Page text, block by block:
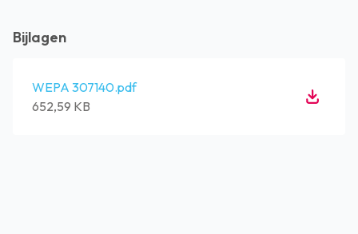
Bijlagen
WEPA 307140.pdf
652,59 KB